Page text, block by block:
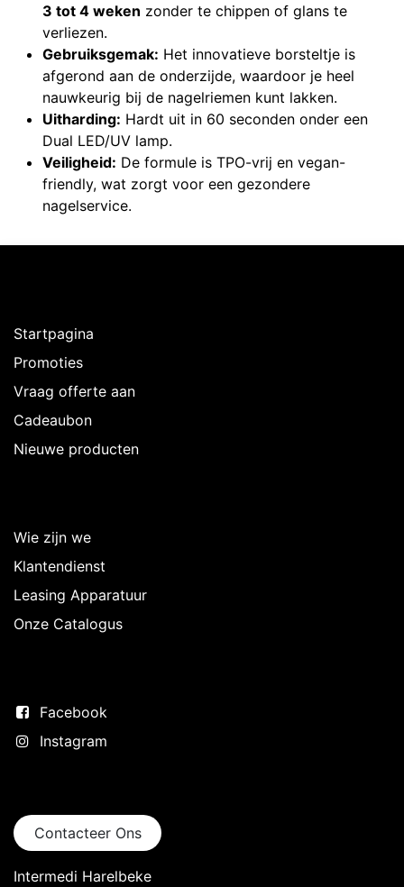
3 tot 4 weken zonder te chippen of glans te
verliezen.
Gebruiksgemak: Het innovatieve borsteltje is
afgerond aan de onderzijde, waardoor je heel
nauwkeurig bij de nagelriemen kunt lakken.
Uitharding: Hardt uit in 60 seconden onder een
Dual LED/UV lamp.
Veiligheid: De formule is TPO-vrij en vegan-
friendly, wat zorgt voor een gezondere
nagelservice.
Startpagina
Promoties
Vraag offerte aan
Cadeaubon
Nieuwe producten
Wie zijn we
Klantendienst
Leasing Apparatuur
Onze Catalogus
Facebook
Instagram
Contacteer Ons
Intermedi Harelbeke